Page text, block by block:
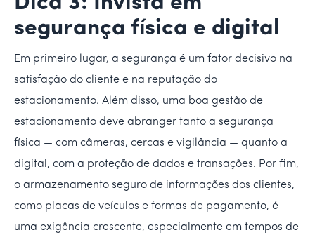
segurança física e digital
Em primeiro lugar, a segurança é um fator decisivo na
satisfação do cliente e na reputação do
estacionamento. Além disso, uma boa gestão de
estacionamento deve abranger tanto a segurança
física — com câmeras, cercas e vigilância — quanto a
digital, com a proteção de dados e transações. Por fim,
o armazenamento seguro de informações dos clientes,
como placas de veículos e formas de pagamento, é
uma exigência crescente, especialmente em tempos de